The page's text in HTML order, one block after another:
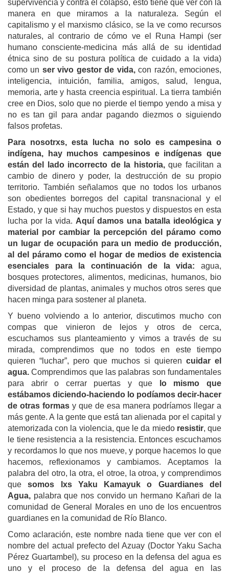
supervivencia y contra el colapso, esto tiene que ver con la
manera en que miramos a la naturaleza. Según el
capitalismo y el marxismo clásico, se la ve como recursos
naturales, al contrario de cómo ve el Runa Hampi (ser
humano consciente-medicina más allá de su identidad
étnica sino de su postura política de cuidado a la vida)
como un ser vivo gestor de vida,con razón, emociones,
inteligencia, intuición, familia, amigos, salud, lengua,
memoria, arte y hasta creencia espiritual. La tierra también
cree en Dios, solo que no pierde el tiempo yendo a misa y
no es tan gil para andar pagando diezmos o siguiendo
falsos profetas.
Para nosotrxs, esta lucha no solo es campesina o
indígena, hay muchos campesinos e indígenas que
están del lado incorrecto de la historia,que facilitan a
cambio de dinero y poder, la destrucción de su propio
territorio. También señalamos que no todos los urbanos
son obedientes borregos del capital transnacional y el
Estado, y que si hay muchos puestos y dispuestos en esta
lucha por la vida. Aquí damos una batalla ideológica y
material por cambiar la percepción del páramo como
un lugar de ocupación para un medio de producción,
al del páramo como el hogar de medios de existencia
esenciales para la continuación de la vida: agua,
bosques protectores, alimentos, medicinas, humanos, bio
diversidad de plantas, animales y muchos otros seres que
hacen minga para sostener al planeta.
Y bueno volviendo a lo anterior, discutimos mucho con
compas que vinieron de lejos y otros de cerca,
escuchamos sus planteamiento y vimos a través de su
mirada, comprendimos que no todos en este tiempo
quieren “luchar”, pero que muchos si quieren cuidar el
agua. Comprendimos que las palabras son fundamentales
para abrir o cerrar puertas y que
lo mismo que
estábamos diciendo-haciendo lo podíamos decir-hacer
de otras formas y que de esa manera podríamos llegar a
más gente. A la gente que está tan alienada por el capital y
atemorizada con la violencia, que le da miedo resistir, que
le tiene resistencia a la resistencia. Entonces escuchamos
y recordamos lo que nos mueve, y porque hacemos lo que
hacemos, reflexionamos y cambiamos. Aceptamos la
palabra del otro, la otra, el otroe, la otroa, y comprendimos
quesomos lxs Yaku Kamayuk o Guardianes del
Agua, palabra que nos convido un hermano Kañari de la
comunidad de General Morales en uno de los encuentros
guardianes en la comunidad de Río Blanco.
Como aclaración, este nombre nada tiene que ver con el
nombre del actual prefecto del Azuay (Doctor Yaku Sacha
Pérez Guartambel), su proceso en la defensa del agua es
uno y el proceso de la defensa del agua en las